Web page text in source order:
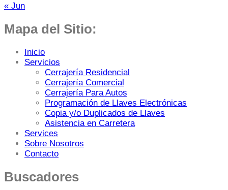
« Jun
Mapa del Sitio:
Inicio
Servicios
Cerrajería Residencial
Cerrajería Comercial
Cerrajería Para Autos
Programación de Llaves Electrónicas
Copia y/o Duplicados de Llaves
Asistencia en Carretera
Services
Sobre Nosotros
Contacto
Buscadores